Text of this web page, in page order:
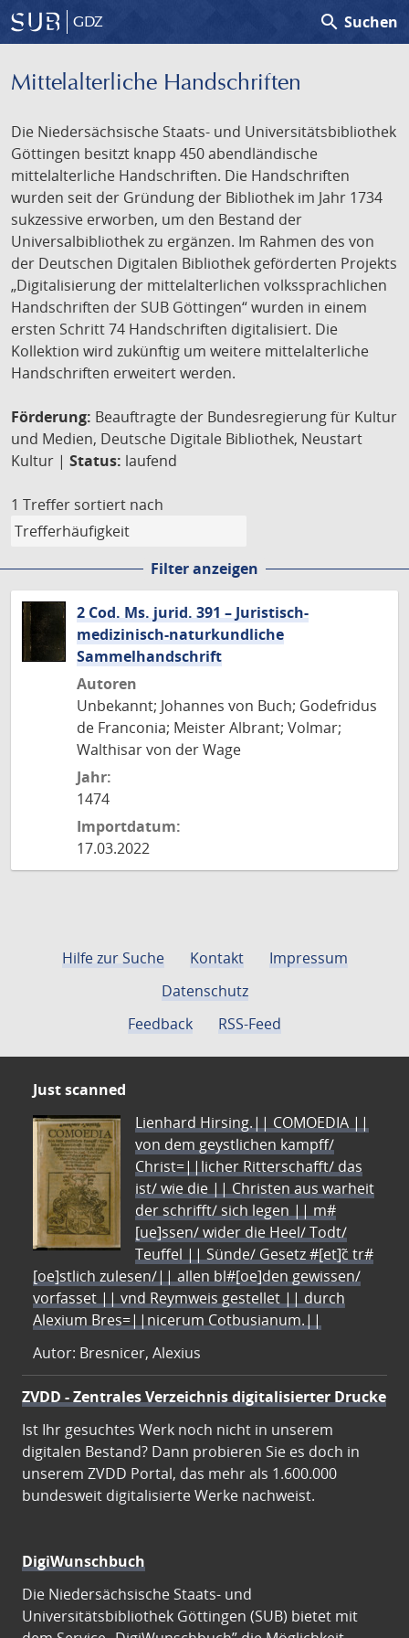
GDZ search Suchen
Mittelalterliche Handschriften
Die Niedersächsische Staats- und Universitätsbibliothek
Göttingen besitzt knapp 450 abendländische
mittelalterliche Handschriften. Die Handschriften
wurden seit der Gründung der Bibliothek im Jahr 1734
sukzessive erworben, um den Bestand der
Universalbibliothek zu ergänzen. Im Rahmen des von
der Deutschen Digitalen Bibliothek geförderten Projekts
„Digitalisierung der mittelalterlichen volkssprachlichen
Handschriften der SUB Göttingen“ wurden in einem
ersten Schritt 74 Handschriften digitalisiert. Die
Kollektion wird zukünftig um weitere mittelalterliche
Handschriften erweitert werden.
Förderung: Beauftragte der Bundesregierung für Kultur
und Medien, Deutsche Digitale Bibliothek, Neustart
Kultur | Status: laufend
1 Treffer sortiert nach
Filter anzeigen
2 Cod. Ms. jurid. 391 – Juristisch-
medizinisch-naturkundliche
Sammelhandschrift
Autoren
Unbekannt; Johannes von Buch; Godefridus
de Franconia; Meister Albrant; Volmar;
Walthisar von der Wage
Jahr:
1474
Importdatum:
17.03.2022
Hilfe zur Suche Kontakt
Impressum
Datenschutz
Feedback
RSS-Feed
Just scanned
Lienhard Hirsing.|| COMOEDIA ||
von dem geystlichen kampff/
Christ=||licher Ritterschafft/ das
ist/ wie die || Christen aus warheit
der schrifft/ sich legen || m#
[ue]ssen/ wider die Heel/ Todt/
Teuffel || Sünde/ Gesetz #[et]c̃ tr#
[oe]stlich zulesen/|| allen bl#[oe]den gewissen/
vorfasset || vnd Reymweis gestellet || durch
Alexium Bres=||nicerum Cotbusianum.||
Autor: Bresnicer, Alexius
ZVDD - Zentrales Verzeichnis digitalisierter Drucke
Ist Ihr gesuchtes Werk noch nicht in unserem
digitalen Bestand? Dann probieren Sie es doch in
unserem ZVDD Portal, das mehr als 1.600.000
bundesweit digitalisierte Werke nachweist.
DigiWunschbuch
Die Niedersächsische Staats- und
Universitätsbibliothek Göttingen (SUB) bietet mit